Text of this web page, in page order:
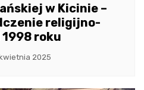
w Kicinie –
religijno-
roku
2025